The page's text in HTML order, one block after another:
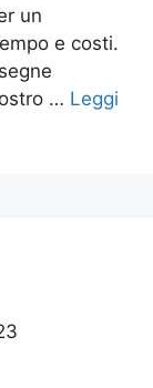
un
e costi.
… Leggi